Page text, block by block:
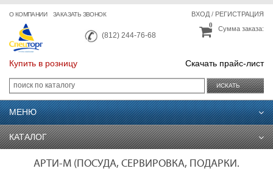
О КОМПАНИИ ЗАКАЗАТЬ ЗВОНОК
(812) 244-76-68
ВХОД/ РЕГИСТРАЦИЯ
Сумма заказа:
0
Купить в розницу Скачать прайс-лист
ИСКАТЬ
МЕНЮ
КАТАЛОГ
АРТИ-М (ПОСУДА, СЕРВИРОВКА, ПОДАРКИ.